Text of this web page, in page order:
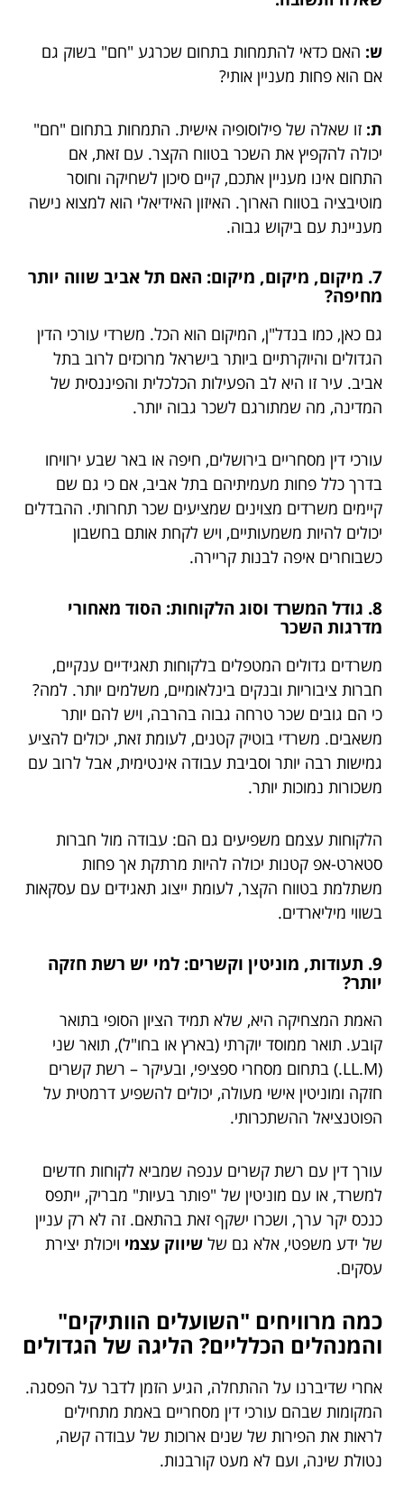
ש: האם כדאי להתמחות בתחום שכרגע "חם" בשוק גם
אם הוא פחות מעניין אותי?
ת: זו שאלה של פילוסופיה אישית. התמחות בתחום "חם"
יכולה להקפיץ את השכר בטווח הקצר. עם זאת, אם
התחום אינו מעניין אתכם, קיים סיכון לשחיקה וחוסר
מוטיבציה בטווח הארוך. האיזון האידיאלי הוא למצוא נישה
מעניינת עם ביקוש גבוה.
7. מיקום, מיקום, מיקום: האם תל אביב שווה יותר
מחיפה?
גם כאן, כמו בנדל"ן, המיקום הוא הכל. משרדי עורכי הדין
הגדולים והיוקרתיים ביותר בישראל מרוכזים לרוב בתל
אביב. עיר זו היא לב הפעילות הכלכלית והפיננסית של
המדינה, מה שמתורגם לשכר גבוה יותר.
עורכי דין מסחריים בירושלים, חיפה או באר שבע ירוויחו
בדרך כלל פחות מעמיתיהם בתל אביב, אם כי גם שם
קיימים משרדים מצוינים שמציעים שכר תחרותי. ההבדלים
יכולים להיות משמעותיים, ויש לקחת אותם בחשבון
כשבוחרים איפה לבנות קריירה.
8. גודל המשרד וסוג הלקוחות: הסוד מאחורי
מדרגות השכר
משרדים גדולים המטפלים בלקוחות תאגידיים ענקיים,
חברות ציבוריות ובנקים בינלאומיים, משלמים יותר. למה?
כי הם גובים שכר טרחה גבוה בהרבה, ויש להם יותר
משאבים. משרדי בוטיק קטנים, לעומת זאת, יכולים להציע
גמישות רבה יותר וסביבת עבודה אינטימית, אבל לרוב עם
משכורות נמוכות יותר.
הלקוחות עצמם משפיעים גם הם: עבודה מול חברות
סטארט-אפ קטנות יכולה להיות מרתקת אך פחות
משתלמת בטווח הקצר, לעומת ייצוג תאגידים עם עסקאות
בשווי מיליארדים.
9. תעודות, מוניטין וקשרים: למי יש רשת חזקה
יותר?
האמת המצחיקה היא, שלא תמיד הציון הסופי בתואר
קובע. תואר ממוסד יוקרתי (בארץ או בחו"ל), תואר שני
(LL.M.) בתחום מסחרי ספציפי, ובעיקר – רשת קשרים
חזקה ומוניטין אישי מעולה, יכולים להשפיע דרמטית על
הפוטנציאל ההשתכרותי.
עורך דין עם רשת קשרים ענפה שמביא לקוחות חדשים
למשרד, או עם מוניטין של "פותר בעיות" מבריק, ייתפס
כנכס יקר ערך, ושכרו ישקף זאת בהתאם. זה לא רק עניין
של ידע משפטי, אלא גם של שיווק עצמי ויכולת יצירת
עסקים.
כמה מרוויחים "השועלים הוותיקים"
והמנהלים הכלליים? הליגה של הגדולים
אחרי שדיברנו על ההתחלה, הגיע הזמן לדבר על הפסגה.
המקומות שבהם עורכי דין מסחריים באמת מתחילים
לראות את הפירות של שנים ארוכות של עבודה קשה,
נטולת שינה, ועם לא מעט קורבנות.